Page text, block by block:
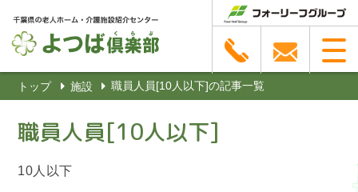
トップ 施設 職員人員[10人以下]の記事一覧
職員人員[10人以下]
10人以下